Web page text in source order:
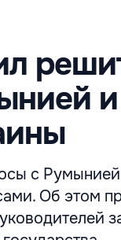
и
с
Об этом